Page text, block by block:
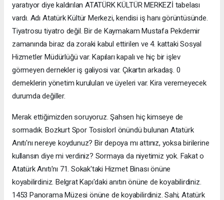
yaratıyor diye kaldırılan ATATÜRK KÜLTÜR MERKEZİ tabelası
vardı. Adı Atatürk Kültür Merkezi, kendisi iş hanı görüntüsünde.
Tiyatrosu tiyatro değil. Bir de Kaymakam Mustafa Pekdemir
zamanında biraz da zoraki kabul ettirilen ve 4. kattaki Sosyal
Hizmetler Müdürlüğü var. Kapıları kapalı ve hiç bir işlev
görmeyen dernekler iş galiyosi var. Çıkartın arkadaş. 0
derneklerin yönetim kuruluları ve üyeleri var. Kira veremeyecek
durumda değiller.
Merak ettiğimizden soruyoruz. Şahsen hiç kimseye de
sormadık. Bozkurt Spor Tosislorl önündü bulunan Atatürk
Anıtı'nı nereye koydunuz? Bir depoya mı attınız, yoksa birilerine
kullansın diye mi verdiniz? Sormaya da niyetimiz yok. Fakat o
Atatürk Anıtı'nı 71. Sokak'taki Hizmet Binası önüne
koyabilirdiniz. Belgrat Kapı'daki anıtın önüne de koyabilirdiniz.
1453 Panorama Müzesi önüne de koyabilirdiniz. Sahi; Atatürk